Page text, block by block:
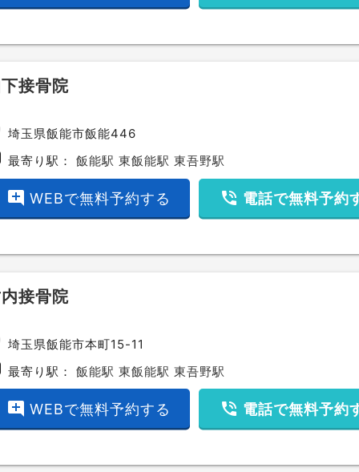
接骨院
埼玉県飯能市飯能446
最寄り駅：飯能駅 東飯能駅 東吾野駅
add_comment WEBで無料予約する phone_in_talk 電話で無料予約
接骨院
埼玉県飯能市本町15-11
最寄り駅：飯能駅 東飯能駅 東吾野駅
add_comment WEBで無料予約する phone_in_talk 電話で無料予約